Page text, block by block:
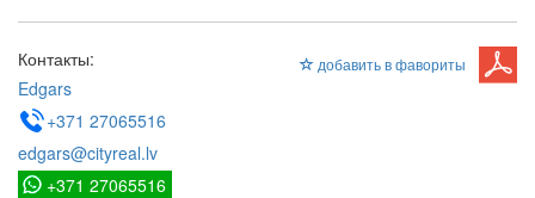
добавить в фавориты
Контакты:
Edgars
+371 27065516
edgars@cityreal.lv
+371 27065516